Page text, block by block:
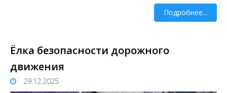
Подробнее...
Ёлка безопасности дорожного
движения
29.12.2025